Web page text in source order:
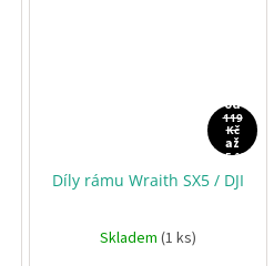
od
119
Kč
až
–5 %
Díly rámu Wraith SX5 / DJI
Skladem (1 ks)